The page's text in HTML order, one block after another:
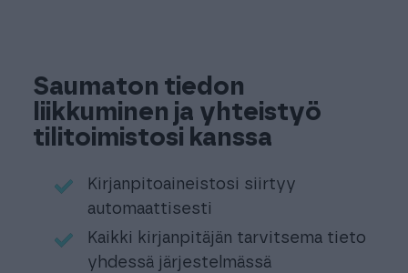
Saumaton tiedon
liikkuminen ja yhteistyö
tilitoimistosi kanssa
Kirjanpitoaineistosi siirtyy
automaattisesti
Kaikki kirjanpitäjän tarvitsema tieto
yhdessä järjestelmässä